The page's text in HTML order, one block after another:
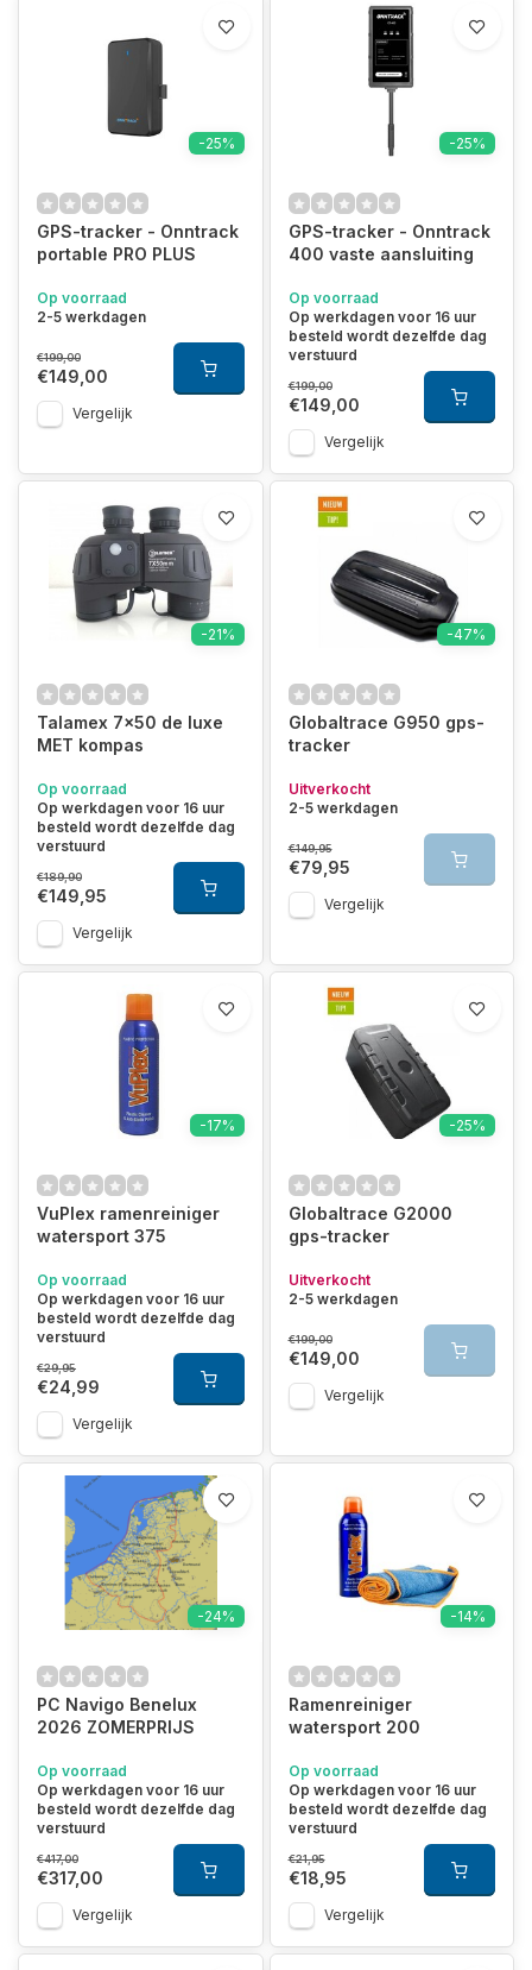
-25%
GPS-tracker - Onntrack
portable PRO PLUS
Op voorraad
2-5 werkdagen
€199,00
€149,00
Vergelijk
-25%
GPS-tracker - Onntrack
400 vaste aansluiting
Op voorraad
Op werkdagen voor 16 uur
besteld wordt dezelfde dag
verstuurd
€199,00
€149,00
Vergelijk
-21%
Talamex 7x50 de luxe
MET kompas
Op voorraad
Op werkdagen voor 16 uur
besteld wordt dezelfde dag
verstuurd
€189,90
€149,95
Vergelijk
-47%
Globaltrace G950 gps-
tracker
Uitverkocht
2-5 werkdagen
€149,95
€79,95
Vergelijk
-17%
VuPlex ramenreiniger
watersport 375
Op voorraad
Op werkdagen voor 16 uur
besteld wordt dezelfde dag
verstuurd
€29,95
€24,99
Vergelijk
-25%
Globaltrace G2000
gps-tracker
Uitverkocht
2-5 werkdagen
€199,00
€149,00
Vergelijk
-24%
PC Navigo Benelux
2026 ZOMERPRIJS
Op voorraad
Op werkdagen voor 16 uur
besteld wordt dezelfde dag
verstuurd
€417,00
€317,00
Vergelijk
-14%
Ramenreiniger
watersport 200
Op voorraad
Op werkdagen voor 16 uur
besteld wordt dezelfde dag
verstuurd
€21,95
€18,95
Vergelijk